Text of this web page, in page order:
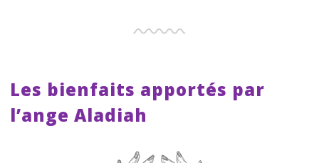
Les bienfaits apportés par
l’ange Aladiah